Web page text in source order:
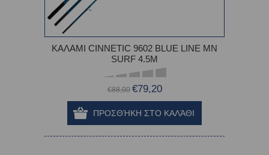
ΚΑΛΑΜΙ CINNETIC 9602 BLUE LINE MN
SURF 4.5M
€88,00 €79,20